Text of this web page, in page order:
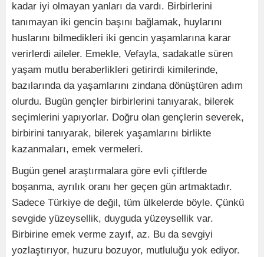
kadar iyi olmayan yanları da vardı. Birbirlerini
tanımayan iki gencin başını bağlamak, huylarını
huslarını bilmedikleri iki gencin yaşamlarına karar
verirlerdi aileler. Emekle, Vefayla, sadakatle süren
yaşam mutlu beraberlikleri getirirdi kimilerinde,
bazılarında da yaşamlarını zindana dönüştüren adım
olurdu. Bugün gençler birbirlerini tanıyarak, bilerek
seçimlerini yapıyorlar. Doğru olan gençlerin severek,
birbirini tanıyarak, bilerek yaşamlarını birlikte
kazanmaları, emek vermeleri.
Bugün genel araştırmalara göre evli çiftlerde
boşanma, ayrılık oranı her geçen gün artmaktadır.
Sadece Türkiye de değil, tüm ülkelerde böyle. Çünkü
sevgide yüzeysellik, duyguda yüzeysellik var.
Birbirine emek verme zayıf, az. Bu da sevgiyi
yozlaştırıyor, huzuru bozuyor, mutluluğu yok ediyor.